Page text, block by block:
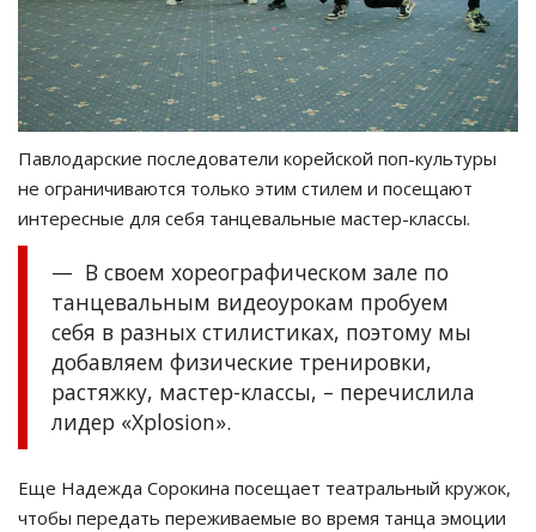
Павлодарские последователи корейской поп-культуры
не ограничиваются только этим стилем и посещают
интересные для себя танцевальные мастер-классы.
— В своем хореографическом зале по
танцевальным видеоурокам пробуем
себя в разных стилистиках, поэтому мы
добавляем физические тренировки,
растяжку, мастер-классы, – перечислила
лидер «Xplosion».
Еще Надежда Сорокина посещает театральный кружок,
чтобы передать переживаемые во время танца эмоции